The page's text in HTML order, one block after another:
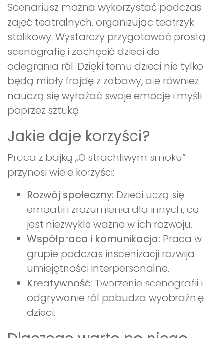
Scenariusz można wykorzystać podczas
zajęć teatralnych, organizując teatrzyk
stolikowy. Wystarczy przygotować prostą
scenografię i zachęcić dzieci do
odegrania ról. Dzięki temu dzieci nie tylko
będą miały frajdę z zabawy, ale również
nauczą się wyrażać swoje emocje i myśli
poprzez sztukę.
Jakie daje korzyści?
Praca z bajką „O strachliwym smoku”
przynosi wiele korzyści:
Rozwój społeczny: Dzieci uczą się
empatii i zrozumienia dla innych, co
jest niezwykle ważne w ich rozwoju.
Współpraca i komunikacja: Praca w
grupie podczas inscenizacji rozwija
umiejętności interpersonalne.
Kreatywność: Tworzenie scenografii i
odgrywanie ról pobudza wyobraźnię
dzieci.